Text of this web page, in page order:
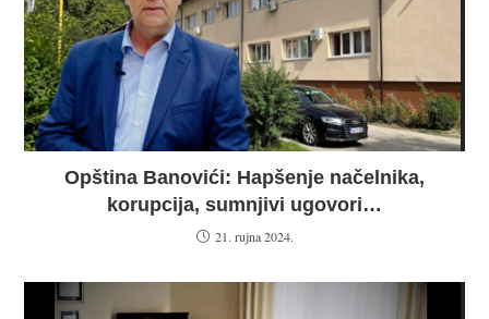
Opština Banovići: Hapšenje načelnika,
korupcija, sumnjivi ugovori…
21. rujna 2024.